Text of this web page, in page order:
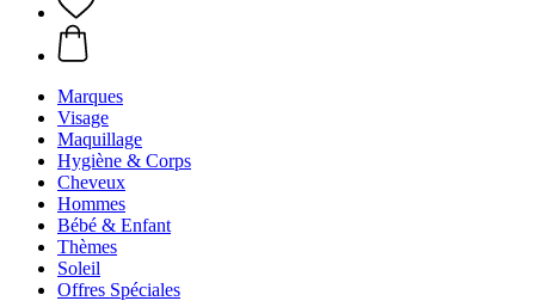
Marques
Visage
Maquillage
Hygiène & Corps
Cheveux
Hommes
Bébé & Enfant
Thèmes
Soleil
Offres Spéciales